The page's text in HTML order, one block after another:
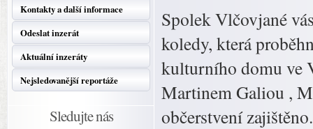
Kontakty a další informace
Odeslat inzerát
Aktuální inzeráty
Nejsledovanější reportáže
Sledujte nás
Spolek Vlčovjané
koledy, která
kulturního domu ve
Martinem Galiou ,
občerstvení zajištěno.